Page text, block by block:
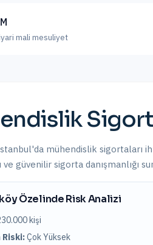
mali mesuliyet
'da mühendislik sigortaları
ve güvenilir sigorta danışmanlığı
Özelinde Risk Analizi
kişi
Riski:Çok Yüksek